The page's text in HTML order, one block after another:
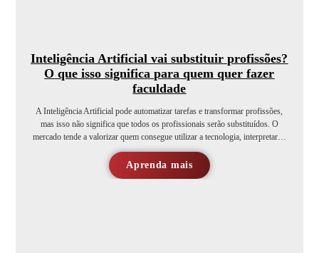
Inteligência Artificial vai substituir profissões?
O que isso significa para quem quer fazer
faculdade
A Inteligência Artificial pode automatizar tarefas e transformar profissões,
mas isso não significa que todos os profissionais serão substituídos. O
mercado tende a valorizar quem consegue utilizar a tecnologia, interpretar…
Aprenda mais